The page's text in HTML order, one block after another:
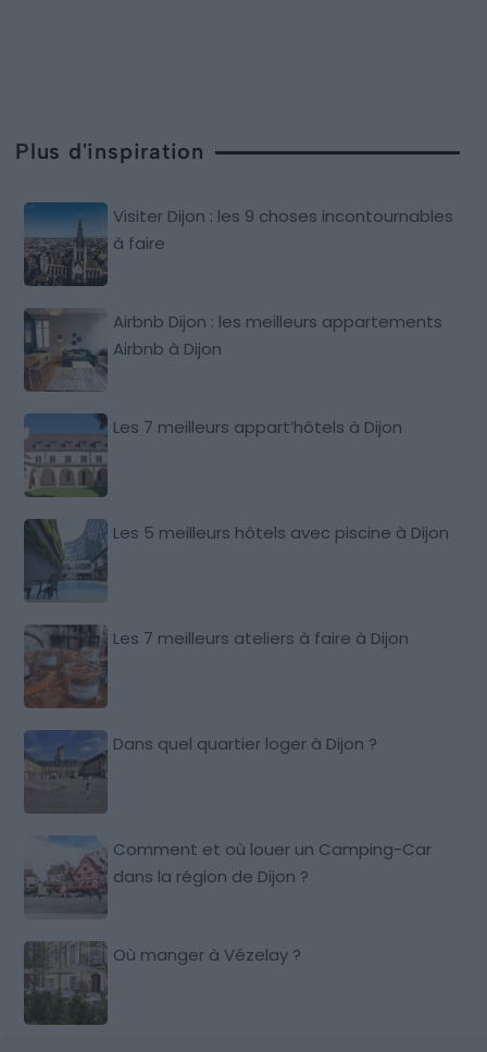
Plus d'inspiration
Visiter Dijon : les 9 choses incontournables
à faire
Airbnb Dijon : les meilleurs appartements
Airbnb à Dijon
Les 7 meilleurs appart’hôtels à Dijon
Les 5 meilleurs hôtels avec piscine à Dijon
Les 7 meilleurs ateliers à faire à Dijon
Dans quel quartier loger à Dijon ?
Comment et où louer un Camping-Car
dans la région de Dijon ?
Où manger à Vézelay ?